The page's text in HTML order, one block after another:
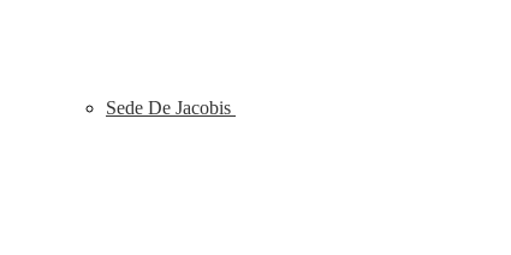
Sede De Jacobis